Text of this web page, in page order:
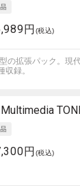
円 (税込)
の拡張パック。現
録。
円 (税込)